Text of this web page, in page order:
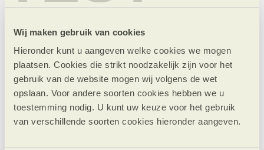
Wij maken gebruik van cookies
Hieronder kunt u aangeven welke cookies we mogen
plaatsen. Cookies die strikt noodzakelijk zijn voor het
gebruik van de website mogen wij volgens de wet
opslaan. Voor andere soorten cookies hebben we u
toestemming nodig. U kunt uw keuze voor het gebruik
van verschillende soorten cookies hieronder aangeven.